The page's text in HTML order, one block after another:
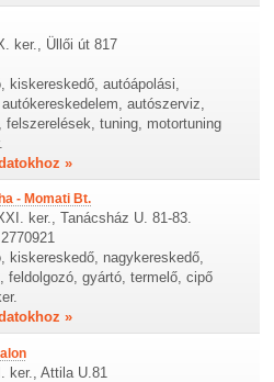
ker., Üllői út 817
kiskereskedő, autóápolási,
autószerviz,
felszerelések, tuning, motortuning
»
- Momati Bt.
ker., Tanácsház U. 81-83.
kiskereskedő, nagykereskedő,
feldolgozó, gyártó, termelő, cipő
»
ker., Attila U.81